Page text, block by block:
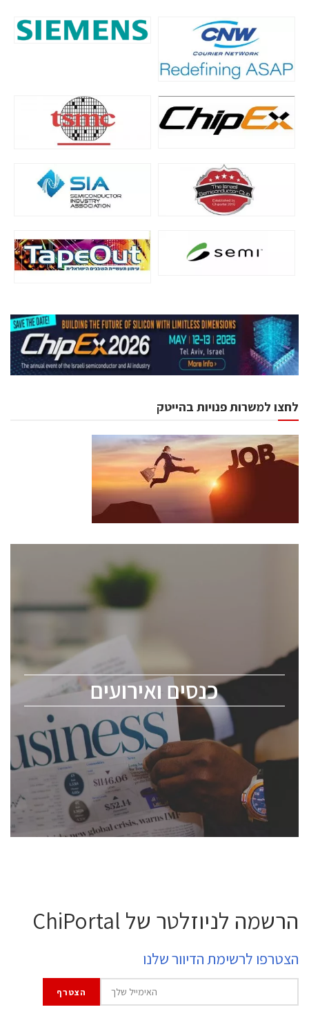
לחצו למשרות פנויות בהייטק
כנסים ואירועים
כנסים ואירועים
לכל העוסקים בתעשיית הסמיקונדקטור כולל מהנדסים,
ChipEx2026 will be held on May 12-13, 2026. The
conference is intended for everyone involved in the
semiconductor industry, including engineers,
professional experts, and senior executives.
לחץ לפרטים
הרשמה לניוזלטר של ChiPortal
הצטרפו לרשימת הדיוור שלנו